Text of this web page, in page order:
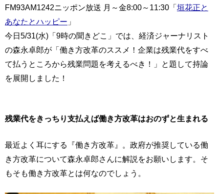
FM93AM1242ニッポン放送 月～金8:00～11:30「垣花正と
あなたとハッピー 」
今日5/31(水)「9時の聞きどこ」では、経済ジャーナリスト
の森永卓郎が「働き方改革のススメ！企業は残業代をすべ
て払うところから残業問題を考えるべき！」と題して持論
を展開しました！
残業代をきっちり支払えば働き方改革はおのずと生まれる
最近よく耳にする『働き方改革』。政府が推奨している働
き方改革について森永卓郎さんに解説をお願いします。そ
もそも働き方改革とは何なのでしょう。